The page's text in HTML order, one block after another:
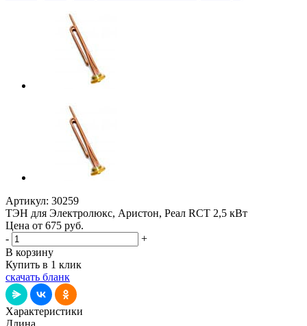
Артикул: 30259
ТЭН для Электролюкс, Аристон, Реал RCT 2,5 кВт
Цена от 675 руб.
-
+
В корзину
Купить в 1 клик
скачать бланк
Характеристики
Длина